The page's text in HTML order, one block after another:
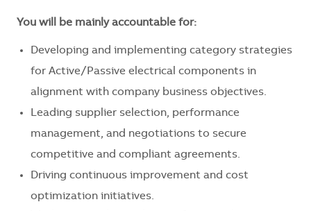
You will be mainly accountable for:
Developing and implementing category strategies
for Active/Passive electrical components in
alignment with company business objectives.
Leading supplier selection, performance
management, and negotiations to secure
competitive and compliant agreements.
Driving continuous improvement and cost
optimization initiatives.